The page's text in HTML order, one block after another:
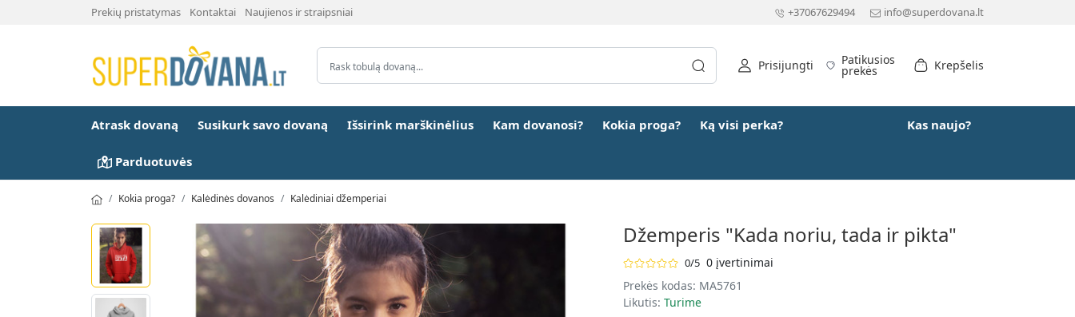
Prekių pristatymas Kontaktai Naujienos ir straipsniai +37067629494 info@superdovana.lt
Prisijungti Patikusios
prekės Krepšelis
Atrask dovaną Susikurk savo dovaną Išsirink marškinėlius Kam dovanosi? Kokia proga? Ką visi perka? Kas naujo?
Parduotuvės
Kokia proga? Kalėdinės dovanos Kalėdiniai džemperiai
Džemperis "Kada noriu, tada ir pikta"
0/5 0 įvertinimai
Prekės kodas: MA5761
Likutis: Turime